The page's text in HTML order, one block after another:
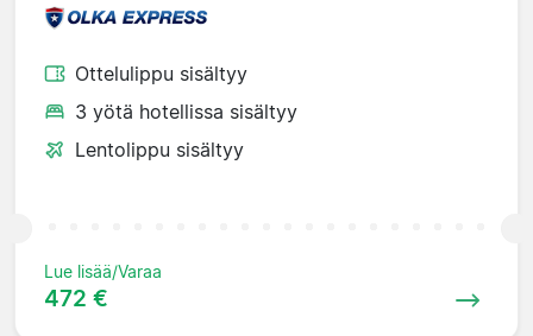
Ottelulippu sisältyy
3 yötä hotellissa sisältyy
Lentolippu sisältyy
Lue lisää/Varaa
472 €